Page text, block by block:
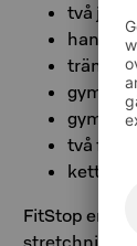
två
hantlar
gymboll
två foam
FitStop